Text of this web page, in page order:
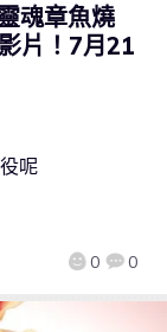
魂章魚燒
片！7月21
0 0
呢